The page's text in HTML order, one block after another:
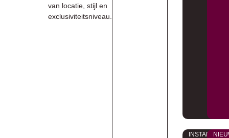
van locatie, stijl en
exclusiviteitsniveau.